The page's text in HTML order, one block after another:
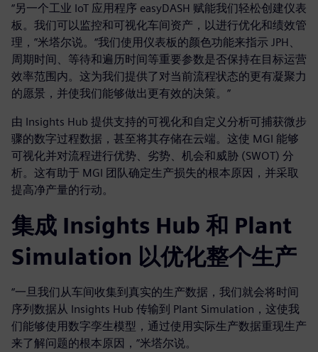
“另一个工业 IoT 应用程序 easyDASH 赋能我们轻松创建仪表
板。我们可以监控和可视化车间资产，以进行优化和绩效管
理，”米塔尔说。“我们使用仪表板的颜色功能来指示 JPH、
周期时间、等待和遍历时间等重要参数是否保持在目标运营
效率范围内。这为我们提供了对当前流程状态的更有凝聚力
的愿景，并使我们能够做出更有效的决策。”
由 Insights Hub 提供支持的可视化和自定义分析可捕获微步
骤的数字过程数据，甚至将其存储在云端。这使 MGI 能够
可视化并对流程进行优势、劣势、机会和威胁 (SWOT) 分
析。这有助于 MGI 团队确定生产损失的根本原因，并采取
提高净产量的行动。
集成 Insights Hub 和 Plant
Simulation 以优化整个生产
“一旦我们从车间收集到真实的生产数据，我们就会将时间
序列数据从 Insights Hub 传输到 Plant Simulation，这使我
们能够使用数字孪生模型，通过使用实际生产数据重现生产
来了解问题的根本原因，”米塔尔说。